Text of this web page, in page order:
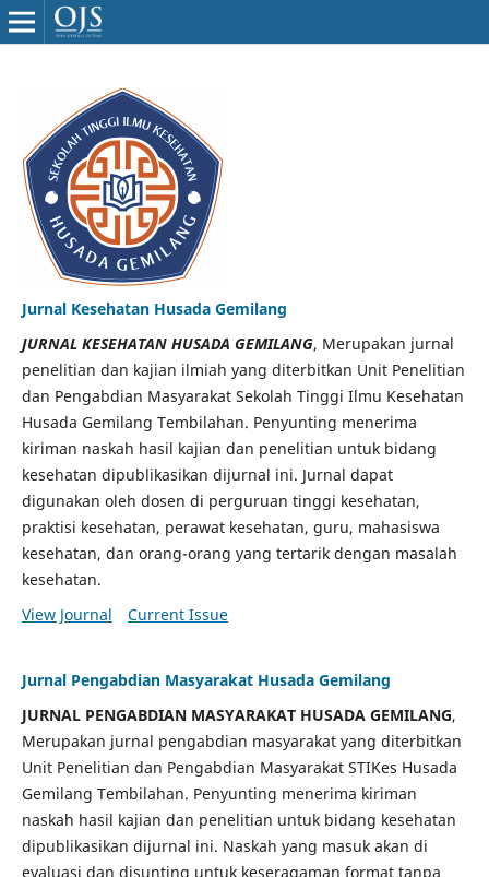
Jurnal Kesehatan Husada Gemilang
JURNAL KESEHATAN HUSADA GEMILANG, Merupakan jurnal
penelitian dan kajian ilmiah yang diterbitkan Unit Penelitian
dan Pengabdian Masyarakat Sekolah Tinggi Ilmu Kesehatan
Husada Gemilang Tembilahan. Penyunting menerima
kiriman naskah hasil kajian dan penelitian untuk bidang
kesehatan dipublikasikan dijurnal ini. Jurnal dapat
digunakan oleh dosen di perguruan tinggi kesehatan,
praktisi kesehatan, perawat kesehatan, guru, mahasiswa
kesehatan, dan orang-orang yang tertarik dengan masalah
kesehatan.
View Journal
Current Issue
Jurnal Pengabdian Masyarakat Husada Gemilang
JURNAL PENGABDIAN MASYARAKAT HUSADA GEMILANG,
Merupakan jurnal pengabdian masyarakat yang diterbitkan
Unit Penelitian dan Pengabdian Masyarakat STIKes Husada
Gemilang Tembilahan. Penyunting menerima kiriman
naskah hasil kajian dan penelitian untuk bidang kesehatan
dipublikasikan dijurnal ini. Naskah yang masuk akan di
evaluasi dan disunting untuk keseragaman format tanpa